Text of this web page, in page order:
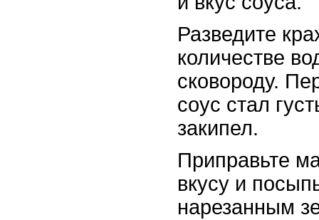
Разведите
количестве
сковороду.
соус стал
закипел.
Приправьте
вкусу и
нарезанным